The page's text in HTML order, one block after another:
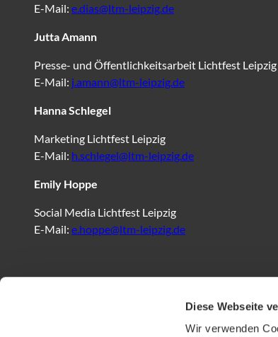
Diese Webseite
Wir verwenden
E-Mail: e.dias@ltm-leipzig.de
Jutta Amann
Presse- und Öffentlichkeitsarbeit Lichtfest Leipzig
E-Mail: j.amann@ltm-leipzig.de
Hanna Schlegel
Marketing Lichtfest Leipzig
E-Mail: h.schlegel@ltm-leipzig.de
Emily Hoppe
Social Media Lichtfest Leipzig
E-Mail: e.hoppe@ltm-leipzig.de